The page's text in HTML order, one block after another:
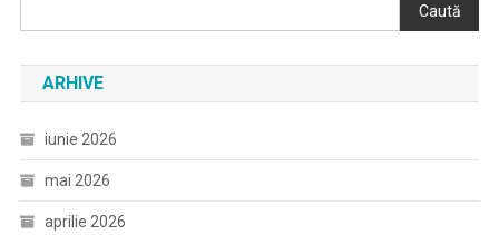
Caută
ARHIVE
iunie 2026
mai 2026
aprilie 2026